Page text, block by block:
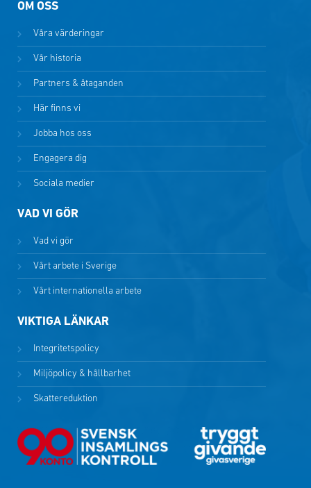
OM OSS
Våra värderingar
Vår historia
Partners & åtaganden
Här finns vi
Jobba hos oss
Engagera dig
Sociala medier
VAD VI GÖR
Vad vi gör
Vårt arbete i Sverige
Vårt internationella arbete
VIKTIGA LÄNKAR
Integritetspolicy
Miljöpolicy & hållbarhet
Skattereduktion